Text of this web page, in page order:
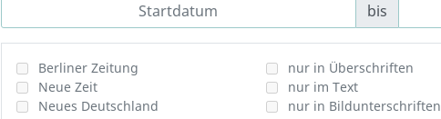
bis
Berliner Zeitung
Neue Zeit
Neues Deutschland
nur in Überschriften
nur im Text
nur in Bildunterschriften